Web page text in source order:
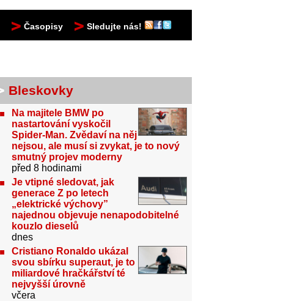
Časopisy Sledujte nás!
Bleskovky
Na majitele BMW po
nastartování vyskočil
Spider-Man. Zvědaví na něj
nejsou, ale musí si zvykat, je to nový
smutný projev moderny
před 8 hodinami
Je vtipné sledovat, jak
generace Z po letech
„elektrické výchovy”
najednou objevuje nenapodobitelné
kouzlo dieselů
dnes
Cristiano Ronaldo ukázal
svou sbírku superaut, je to
miliardové hračkářství té
nejvyšší úrovně
včera